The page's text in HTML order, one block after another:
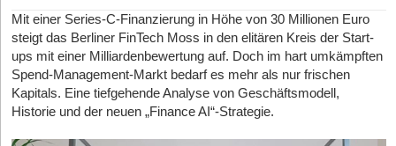
Freibeträgen. Etablierte Unternehmen können ihre Förder-
Chancen nutzen, in dem sie Kooperationen eingehen und mit den
digitalen Geschäftsmodellen der Start-ups wachsen. Das ist ein
Schwerpunkt unserer Start-up-Initiative. Die Teilnehmer von
TechBoostprofitieren u.a. von bis zu 100.000 Euro für ein Jahr für
IT-Ressourcen aus der Open Telekom Cloud, vor allem jedoch
profitieren sie von den Kontakten in unserem Netzwerk. Wir haben
Mit einer Series-C-Finanzierung in Höhe von 30 Millionen Euro
steigt das Berliner FinTech Moss in den elitären Kreis der Start-
ups mit einer Milliardenbewertung auf. Doch im hart umkämpften
Spend-Management-Markt bedarf es mehr als nur frischen
Kapitals. Eine tiefgehende Analyse von Geschäftsmodell,
Historie und der neuen „Finance AI“-Strategie.